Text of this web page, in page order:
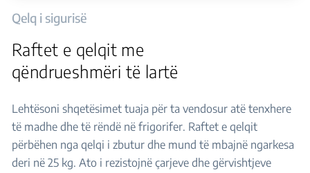
Qelq i sigurisë
Raftet e qelqit me
qëndrueshmëri të lartë
Lehtësoni shqetësimet tuaja për ta vendosur atë tenxhere
të madhe dhe të rëndë në frigorifer. Raftet e qelqit
përbëhen nga qelqi i zbutur dhe mund të mbajnë ngarkesa
deri në 25 kg. Ato i rezistojnë çarjeve dhe gërvishtjeve